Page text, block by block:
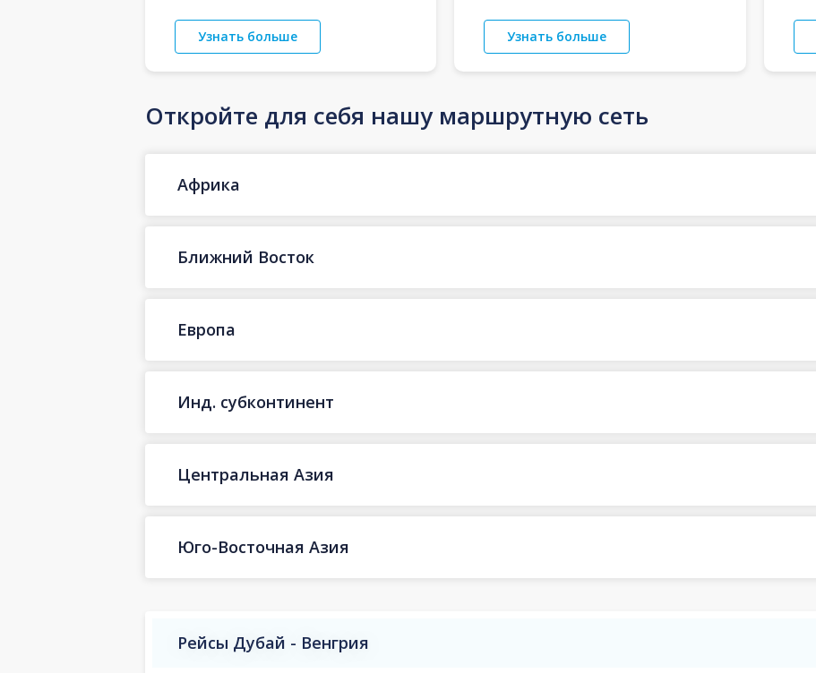
Узнать больше Узнать больше
Откройте для себя нашу маршрутную сеть
Африка
Ближний Восток
Европа
Инд. субконтинент
Центральная Азия
Юго-Восточная Азия
Рейсы Дубай - Венгрия